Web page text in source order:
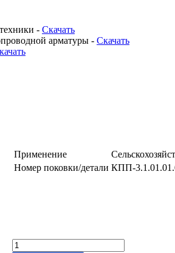
- Скачать
арматуры - Скачать
Применение
Номер поковки/детали КПП-